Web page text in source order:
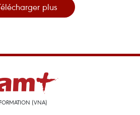
plus
(VNA)